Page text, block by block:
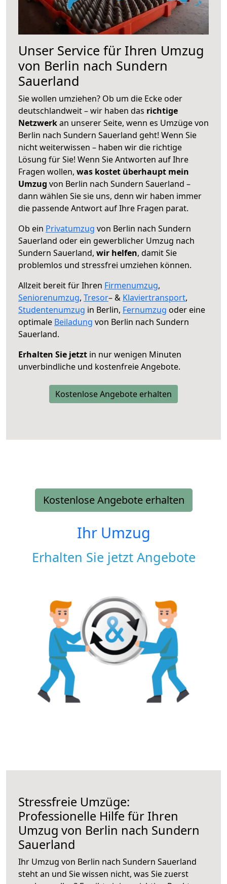
Unser Service für Ihren Umzug
von Berlin nach Sundern
Sauerland
Sie wollen umziehen? Ob um die Ecke oder
deutschlandweit – wir haben das richtige
Netzwerkan unserer Seite, wenn es Umzüge von
Berlin nach Sundern Sauerland geht! Wenn Sie
nicht weiterwissen – haben wir die richtige
Lösung für Sie! Wenn Sie Antworten auf Ihre
Fragen wollen, was kostet überhaupt mein
Umzug von Berlin nach Sundern Sauerland –
dann wählen Sie sie uns, denn wir haben immer
die passende Antwort auf Ihre Fragen parat.
Ob ein Privatumzug von Berlin nach Sundern
Sauerland oder ein gewerblicher Umzug nach
Sundern Sauerland, wir helfen, damit Sie
problemlos und stressfrei umziehen können.
Allzeit bereit für Ihren Firmenumzug,
Seniorenumzug, Tresor– & Klaviertransport,
Studentenumzug in Berlin, Fernumzug oder eine
optimale Beiladung von Berlin nach Sundern
Sauerland.
Erhalten Sie jetzt in nur wenigen Minuten
unverbindliche und kostenfreie Angebote.
Kostenlose Angebote erhalten
Kostenlose Angebote erhalten
Ihr Umzug
Erhalten Sie jetzt Angebote
Stressfreie Umzüge:
Professionelle Hilfe für Ihren
Umzug von Berlin nach Sundern
Sauerland
Ihr Umzug von Berlin nach Sundern Sauerland
steht an und Sie wissen nicht, was Sie zuerst